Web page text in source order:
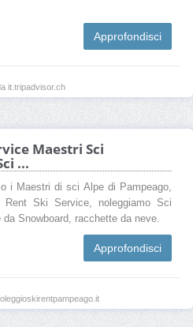
Approfondisci
it.tripadvisor.ch
Maestri Sci
...
i Maestri di sci Alpe di Pampeago,
Ski Service, noleggiamo Sci
Snowboard, racchette da neve.
Approfondisci